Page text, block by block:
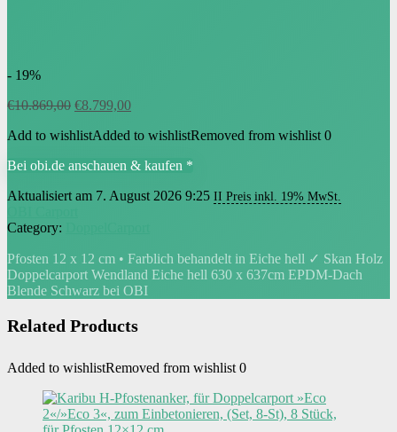
- 19%
€10.869,00 Ursprünglicher
war:
€8.799,00Aktueller
ist:
Add to wishlistAdded to wishlistRemoved from wishlist 0
Bei obi.de anschauen & kaufen *
Aktualisiert am 7. August 2026 9:25 II Preis inkl. 19% MwSt.
Category:
Pfosten 12 x 12 cm • Farblich behandelt in Eiche hell ✓ Skan Holz
Doppelcarport Wendland Eiche hell 630 x 637cm EPDM-Dach
Blende Schwarz bei OBI
Related Products
Added to wishlistRemoved from wishlist 0